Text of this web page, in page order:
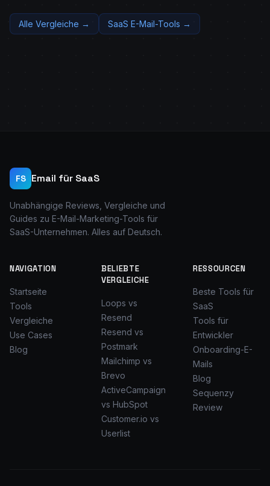
Alle Vergleiche → SaaS E-Mail-Tools →
FS Email für SaaS
Unabhängige Reviews, Vergleiche und
Guides zu E-Mail-Marketing-Tools für
SaaS-Unternehmen. Alles auf Deutsch.
NAVIGATION
Startseite
Tools
Vergleiche
Use Cases
Blog
BELIEBTE
VERGLEICHE
Loops vs
Resend
Resend vs
Postmark
Mailchimp vs
Brevo
ActiveCampaign
vs HubSpot
Customer.io vs
Userlist
RESSOURCEN
Beste Tools für
SaaS
Tools für
Entwickler
Onboarding-E-
Mails
Blog
Sequenzy
Review